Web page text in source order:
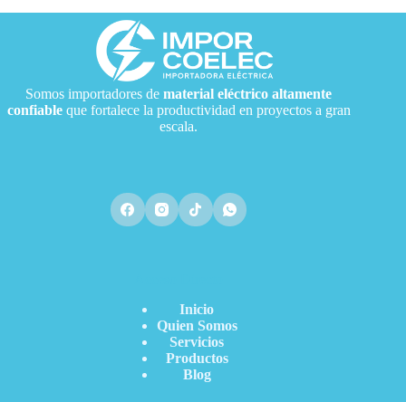
Somos importadores dematerial eléctrico altamente
confiableque fortalece la productividad en proyectos a gran
escala.
Inicio
Quien Somos
Servicios
Productos
Blog